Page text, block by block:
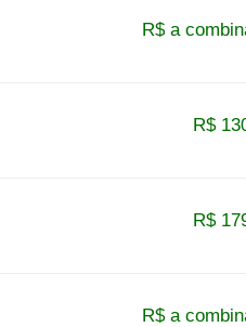
R$ a
R$
R$
R$ a